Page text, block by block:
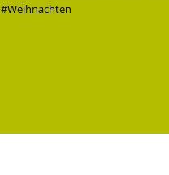
#Weihnachten